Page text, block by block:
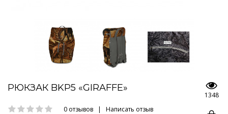
РЮКЗАК BKP5 «GIRAFFE»
0 отзывов | Написать отзыв
1348